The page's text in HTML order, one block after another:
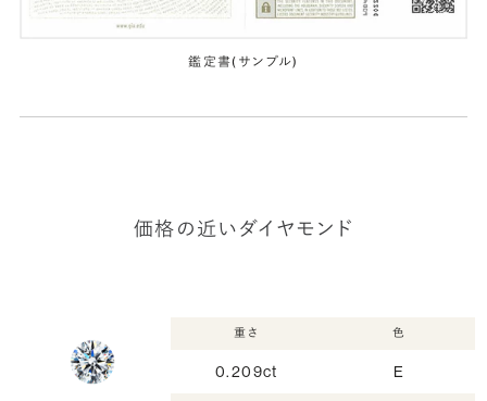
鑑定書(サンプル)
価格の近いダイヤモンド
重さ
0.209ct
色
E